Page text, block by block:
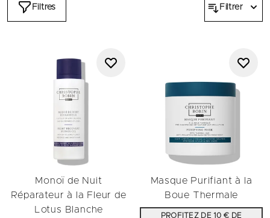
Filtres Filtrer
Monoï de Nuit
Réparateur à la Fleur de
Lotus Blanche​
Masque Purifiant à la
Boue Thermale
PROFITEZ DE 10 € DE